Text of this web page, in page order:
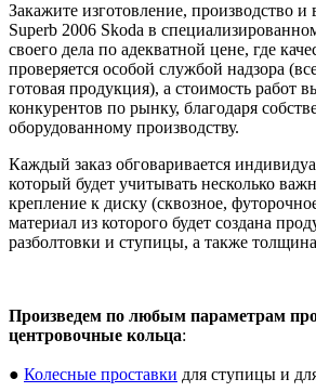
Закажите изготовление, производство и
Superb 2006 Skoda в
своего дела по адекватной цене, где
проверяется особой службой надзора
готовая продукция), а стоимость работ
конкурентов по рынку, благодаря
оборудованному производству.
Каждый заказ обговаривается
который будет учитывать несколько
крепление к диску (сквозное,
материал из которого будет создана
разболтовки и ступицы, а также
Произведем по любым параметрам
центровочные кольца:
● Колесные проставки для ступицы и